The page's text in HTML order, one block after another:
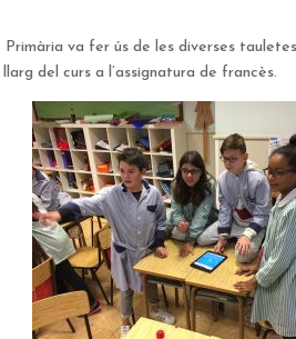
Primària va fer ús de les diverses
del curs a l’assignatura de francès.